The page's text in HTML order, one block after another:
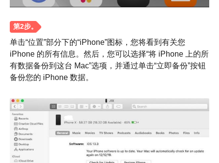
单击“位置”部分下的“iPhone”图标，您将看到有关您
iPhone 的所有信息。然后，您可以选择“将 iPhone 上的所
有数据备份到这台 Mac”选项，并通过单击“立即备份”按钮
备份您的 iPhone 数据。